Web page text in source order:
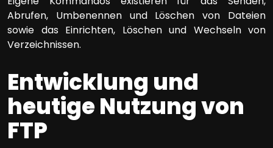
Abrufen, Umbenennen und Löschen von Dateien
sowie das Einrichten, Löschen und Wechseln von
Verzeichnissen.
Entwicklung und
heutige Nutzung von
FTP